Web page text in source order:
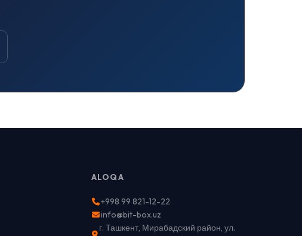
ALOQA
+998 99 821-12-22
info@bit-box.uz
г. Ташкент, Мирабадский район, ул.